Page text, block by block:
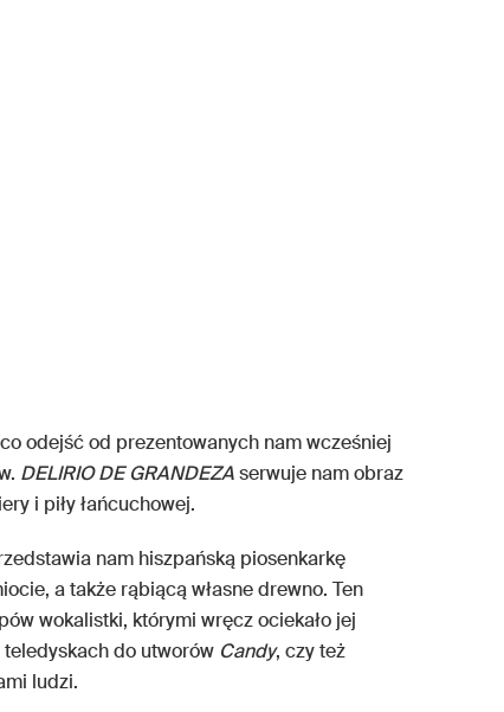
odejść od prezentowanych nam wcześniej
DELIRIO DE GRANDEZAserwuje nam obraz
i piły łańcuchowej.
nam hiszpańską piosenkarkę
a także rąbiącą własne drewno. Ten
wokalistki, którymi wręcz ociekało jej
do utworów Candy, czy też
ludzi.